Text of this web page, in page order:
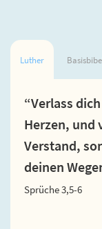
Luther
“Verlass
Herzen, und
Verstand,
deinen
Sprüche 3,5-6